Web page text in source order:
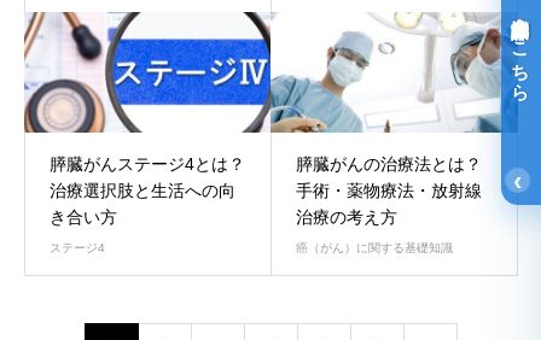
膵臓がんステージ4とは？
治療選択肢と生活への向
き合い方
ステージ4
膵臓がんの治療法とは？
手術・薬物療法・放射線
治療の考え方
癌（がん）に関する基礎知識
‹
光免疫療法詳細はこちら